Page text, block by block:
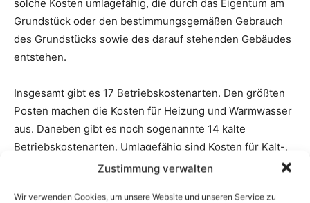
Zustimmung verwalten
Wir verwenden Cookies, um unsere Website und unseren Service zu